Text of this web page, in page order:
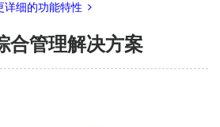
详细的功能特性
合管理解决方案